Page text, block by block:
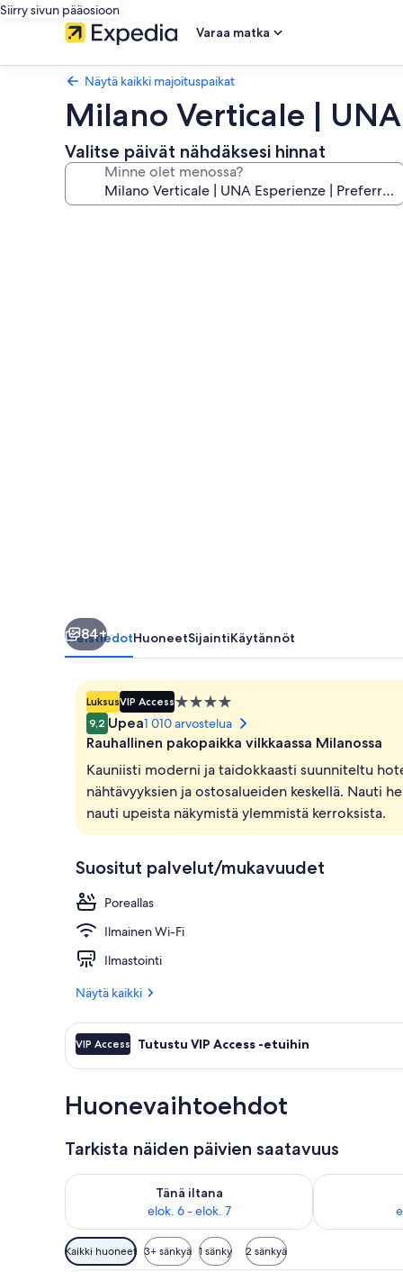
Siirry sivun pääosioon
Varaa matka
Näytä kaikki majoituspaikat
Milano Verticale |
Valitse päivät nähdäksesi hinnat
Minne olet menossa?
84+
YleistiedotHuoneetSijaintiKäytännöt
LuksusVIP Access4.0
tähden
majoituspaikka
9,2 Upea1 010 arvostelua
Rauhallinen pakopaikka vilkkaassa Milanossa
Kauniisti moderni ja taidokkaasti suunniteltu
nähtävyyksien ja ostosalueiden keskellä. Nauti
nauti upeista näkymistä ylemmistä kerroksista.
Suositut palvelut/mukavuudet
Poreallas
Ilmainen Wi-Fi
Ilmastointi
Näytä kaikki
VIP Access Tutustu VIP Access -etuihin
Huonevaihtoehdot
Tarkista näiden päivien saatavuus
Tänä iltana
elok. 6 - elok. 7
Tarkista tämän illan saatavuus elok. 6 - elok. 7
Tarkista
Huoneille
saatavilla
Kaikki huoneet 3+ sänkyä 1 sänky 2 sänkyä